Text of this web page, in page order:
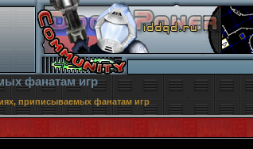
фанатам игр
приписываемых фанатам игр